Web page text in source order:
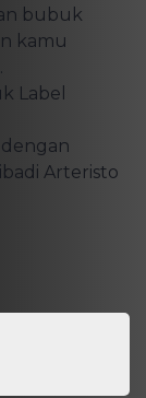
bubuk
kamu
Label
dengan
Arteristo